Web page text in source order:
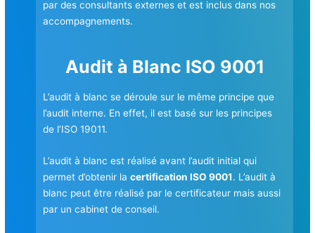
par des consultants externes et est inclus dans nos
accompagnements.
Audit à Blanc ISO 9001
L’audit à blanc se déroule sur le même principe que
l’audit interne. En effet, il est basé sur les principes
de l’ISO 19011.
L’audit à blanc est réalisé avant l’audit initial qui
permet d’obtenir lacertification ISO 9001. L’audit à
blanc peut être réalisé par le certificateur mais aussi
par un cabinet de conseil.